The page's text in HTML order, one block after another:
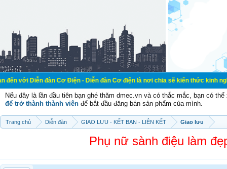
đàn Cơ Điện - Diễn đàn Cơ điện là nơi chia sẽ kiến thức kinh nghiệm
Nếu đây là lần đầu tiên bạn ghé thăm dmec.vn và có thắc mắc, bạn có
để trở thành thành viên để bắt đầu đăng bán sản phẩm của mình.
Trang chủ Diễn đàn GIAO LƯU - KẾT BẠN - LIÊN KẾT Giao lưu
Phụ nữ sành điệu làm